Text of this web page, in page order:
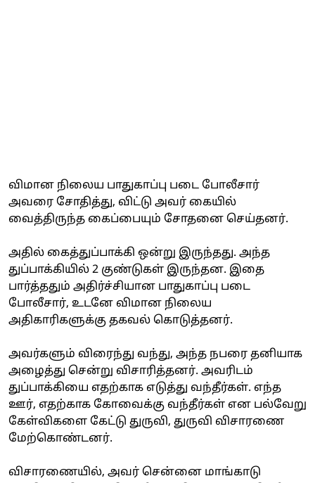
விமான நிலைய பாதுகாப்பு படை போலீசார்
அவரை சோதித்து, விட்டு அவர் கையில்
வைத்திருந்த கைப்பையும் சோதனை செய்தனர்.
அதில் கைத்துப்பாக்கி ஒன்று இருந்தது. அந்த
துப்பாக்கியில் 2 குண்டுகள் இருந்தன. இதை
பார்த்ததும் அதிர்ச்சியான பாதுகாப்பு படை
போலீசார், உடனே விமான நிலைய
அதிகாரிகளுக்கு தகவல் கொடுத்தனர்.
அவர்களும் விரைந்து வந்து, அந்த நபரை தனியாக
அழைத்து சென்று விசாரித்தனர். அவரிடம்
துப்பாக்கியை எதற்காக எடுத்து வந்தீர்கள். எந்த
ஊர், எதற்காக கோவைக்கு வந்தீர்கள் என பல்வேறு
கேள்விகளை கேட்டு துருவி, துருவி விசாரணை
மேற்கொண்டனர்.
விசாரணையில், அவர் சென்னை மாங்காடு